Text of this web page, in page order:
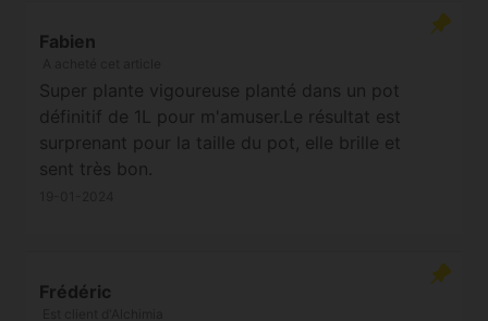
Fabien
Super plante vigoureuse planté dans un pot
définitif de 1L pour m'amuser.Le résultat est
surprenant pour la taille du pot, elle brille et
sent très bon.
Frédéric